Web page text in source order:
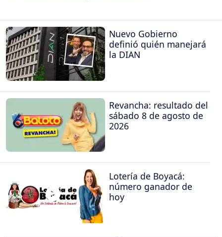
Nuevo Gobierno
definió quién manejará
la DIAN
Revancha: resultado del
sábado 8 de agosto de
2026
Lotería de Boyacá:
número ganador de
hoy